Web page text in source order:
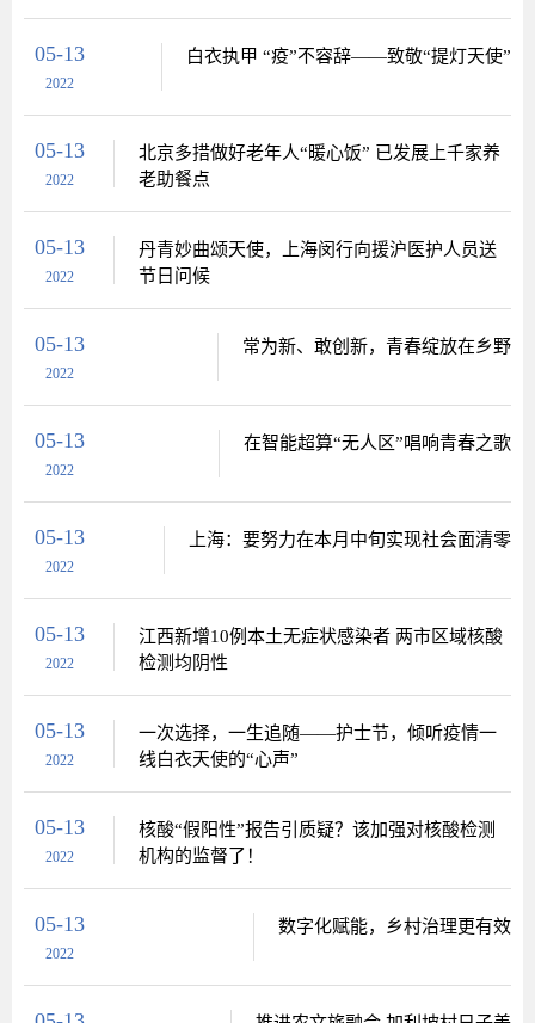
05-13
2022
白衣执甲 “疫”不容辞——致敬“提灯天使”
05-13
2022
北京多措做好老年人“暖心饭” 已发展上千家养
老助餐点
05-13
2022
丹青妙曲颂天使，上海闵行向援沪医护人员送
节日问候
05-13
2022
常为新、敢创新，青春绽放在乡野
05-13
2022
在智能超算“无人区”唱响青春之歌
05-13
2022
上海：要努力在本月中旬实现社会面清零
05-13
2022
江西新增10例本土无症状感染者 两市区域核酸
检测均阴性
05-13
2022
一次选择，一生追随——护士节，倾听疫情一
线白衣天使的“心声”
05-13
2022
核酸“假阳性”报告引质疑？该加强对核酸检测
机构的监督了！
05-13
2022
数字化赋能，乡村治理更有效